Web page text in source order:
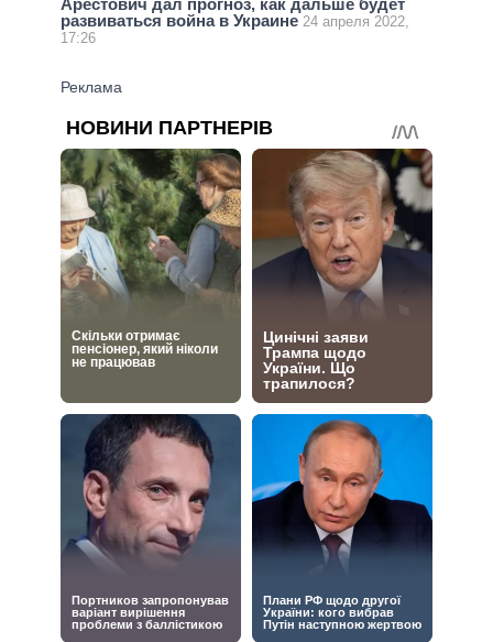
Арестович дал прогноз, как дальше будет
развиваться война в Украине 24 апреля 2022,
17:26